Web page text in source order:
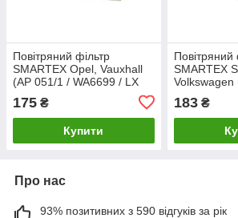
Повітряний фільтр
SMARTEX Opel, Vauxhall
(AP 051/1 / WA6699 / LX
175 ₴
Купити
Повітряний
SMARTEX
Volkswagen
2295/2)
183₴
Про нас
93% позитивних з 590 відгуків за рік